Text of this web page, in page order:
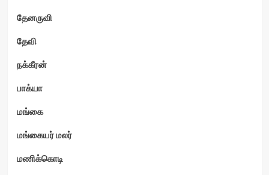
தேனருவி
தேவி
நக்கீரன்
பாக்யா
மங்கை
மங்கையர் மலர்
மணிக்கொடி